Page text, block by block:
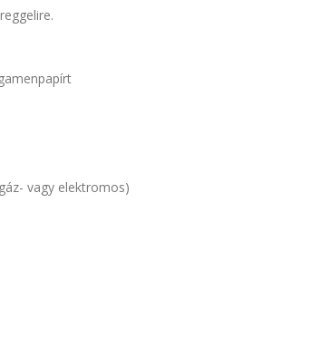
vagy elektromos)